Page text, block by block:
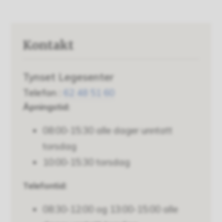
Kontakt
Tynset Legesenter
Telefon 62 48 51 60
Åpningstid:
08:00-15:30 alle dager unntatt
torsdag
10:00-15:30 torsdag
Telefontid:
08:30-12:00 og 13:00-15:00 alle